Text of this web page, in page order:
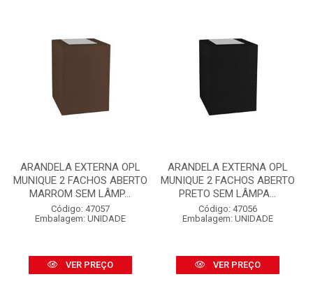
ARANDELA EXTERNA OPL
MUNIQUE 2 FACHOS ABERTO
MARROM SEM LÂMP...
Código: 47057
Embalagem: UNIDADE
VER PREÇO
ARANDELA EXTERNA OPL
MUNIQUE 2 FACHOS ABERTO
PRETO SEM LÂMPA...
Código: 47056
Embalagem: UNIDADE
VER PREÇO